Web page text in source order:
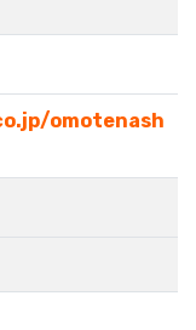
omotenash